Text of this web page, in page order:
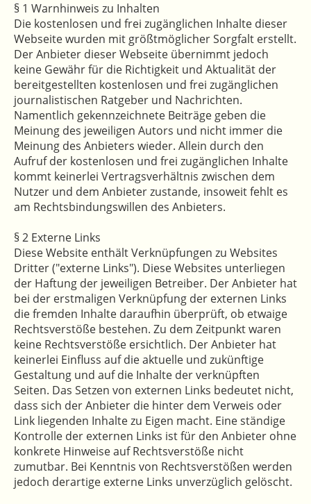
§ 1 Warnhinweis zu Inhalten
Die kostenlosen und frei zugänglichen Inhalte dieser
Webseite wurden mit größtmöglicher Sorgfalt erstellt.
Der Anbieter dieser Webseite übernimmt jedoch
keine Gewähr für die Richtigkeit und Aktualität der
bereitgestellten kostenlosen und frei zugänglichen
journalistischen Ratgeber und Nachrichten.
Namentlich gekennzeichnete Beiträge geben die
Meinung des jeweiligen Autors und nicht immer die
Meinung des Anbieters wieder. Allein durch den
Aufruf der kostenlosen und frei zugänglichen Inhalte
kommt keinerlei Vertragsverhältnis zwischen dem
Nutzer und dem Anbieter zustande, insoweit fehlt es
am Rechtsbindungswillen des Anbieters.
§ 2 Externe Links
Diese Website enthält Verknüpfungen zu Websites
Dritter ("externe Links"). Diese Websites unterliegen
der Haftung der jeweiligen Betreiber. Der Anbieter hat
bei der erstmaligen Verknüpfung der externen Links
die fremden Inhalte daraufhin überprüft, ob etwaige
Rechtsverstöße bestehen. Zu dem Zeitpunkt waren
keine Rechtsverstöße ersichtlich. Der Anbieter hat
keinerlei Einfluss auf die aktuelle und zukünftige
Gestaltung und auf die Inhalte der verknüpften
Seiten. Das Setzen von externen Links bedeutet nicht,
dass sich der Anbieter die hinter dem Verweis oder
Link liegenden Inhalte zu Eigen macht. Eine ständige
Kontrolle der externen Links ist für den Anbieter ohne
konkrete Hinweise auf Rechtsverstöße nicht
zumutbar. Bei Kenntnis von Rechtsverstößen werden
jedoch derartige externe Links unverzüglich gelöscht.